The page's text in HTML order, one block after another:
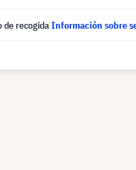
de recogidaInformación sobre